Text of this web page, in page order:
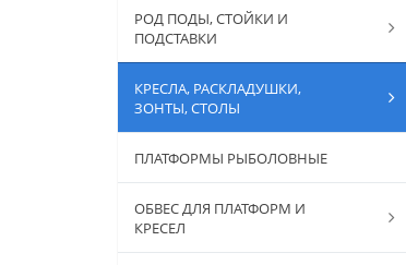
РОД ПОДЫ, СТОЙКИ И
ПОДСТАВКИ
КРЕСЛА, РАСКЛАДУШКИ,
ЗОНТЫ, СТОЛЫ
ПЛАТФОРМЫ РЫБОЛОВНЫЕ
ОБВЕС ДЛЯ ПЛАТФОРМ И
КРЕСЕЛ